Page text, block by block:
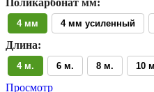
Поликарбонат мм:
4 мм 4 мм усиленный
Длина:
4 м. 6 м. 8 м. 10
Просмотр